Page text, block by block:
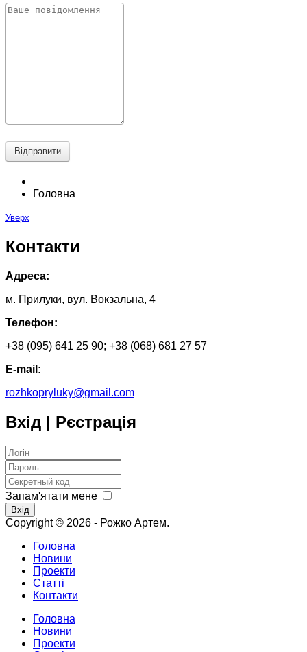
Відправити
Головна
Уверх
Контакти
Адреса:
м. Прилуки, вул. Вокзальна, 4
Телефон:
+38 (095) 641 25 90; +38 (068) 681 27 57
E-mail:
rozhkopryluky@gmail.com
Вхід | Рєстрація
Запам'ятати мене
Вхід
Copyright © 2026 - Рожко Артем.
Головна
Новини
Проекти
Статті
Контакти
Головна
Новини
Проекти